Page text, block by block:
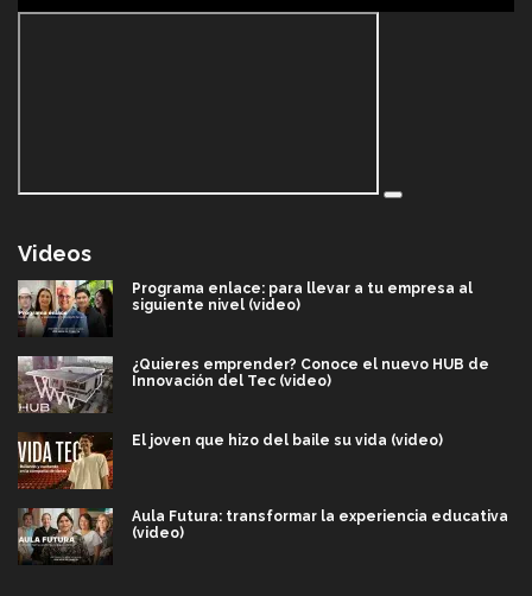
Videos
Programa enlace: para llevar a tu empresa al
siguiente nivel (video)
¿Quieres emprender? Conoce el nuevo HUB de
Innovación del Tec (video)
El joven que hizo del baile su vida (video)
Aula Futura: transformar la experiencia educativa
(video)